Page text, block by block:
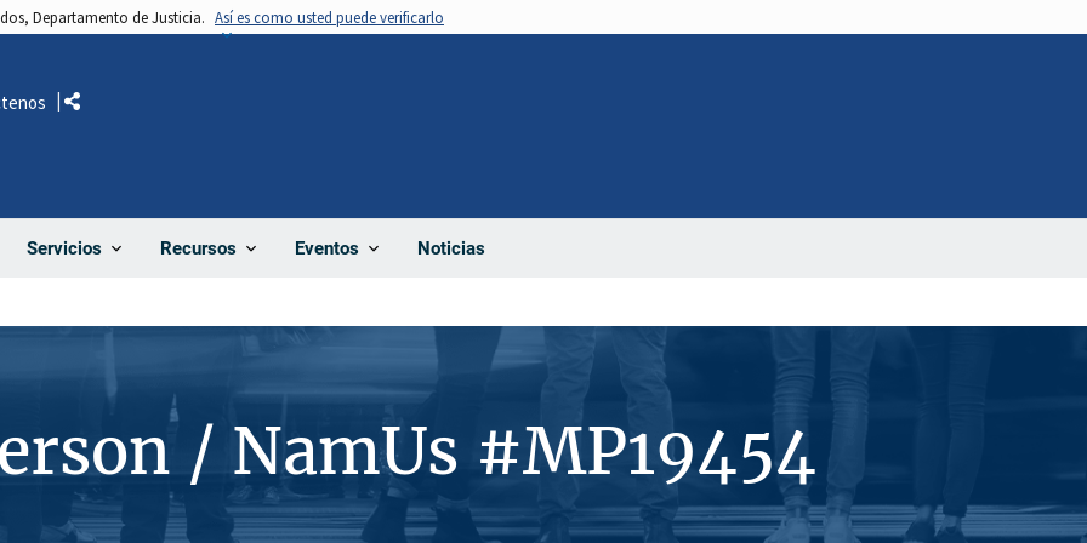
Departamento de Justicia. Así es como usted puede verificarlo
Servicios Recursos Eventos Noticias
Comparte
/ NamUs #MP19454